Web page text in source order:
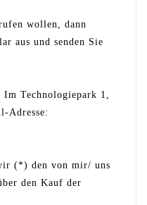
wollen, dann
aus und senden Sie
Technologiepark 1,
Adresse:
(*) den von mir/ uns
den Kauf der